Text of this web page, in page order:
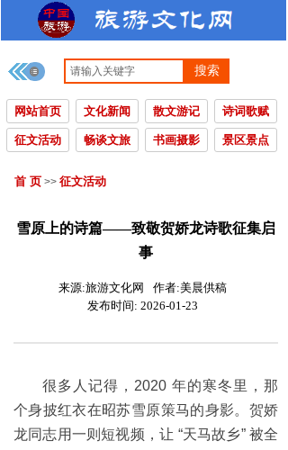
搜索
网站首页 文化新闻 散文游记 诗词歌赋
征文活动 畅谈文旅 书画摄影 景区景点
首 页 >> 征文活动
雪原上的诗篇——致敬贺娇龙诗歌征集启
事
来源:旅游文化网 作者:美晨供稿
发布时间: 2026-01-23
很多人记得，2020 年的寒冬里，那
个身披红衣在昭苏雪原策马的身影。贺娇
龙同志用一则短视频，让 “天马故乡” 被全